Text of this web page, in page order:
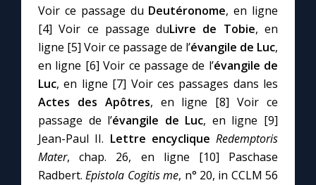
Voir ce passage du Deutéronome, en ligne
[4] Voir ce passage duLivre de Tobie, en
ligne [5] Voir ce passage de l’évangile de Luc,
en ligne [6] Voir ce passage de l’évangile de
Luc, en ligne [7] Voir ces passages dans les
Actes des Apôtres, en ligne [8] Voir ce
passage de l’évangile de Luc, en ligne [9]
Jean-Paul II. Lettre encyclique Redemptoris
Mater, chap. 26, en ligne [10] Paschase
Radbert.Epistola Cogitis me, n° 20, in CCLM 56